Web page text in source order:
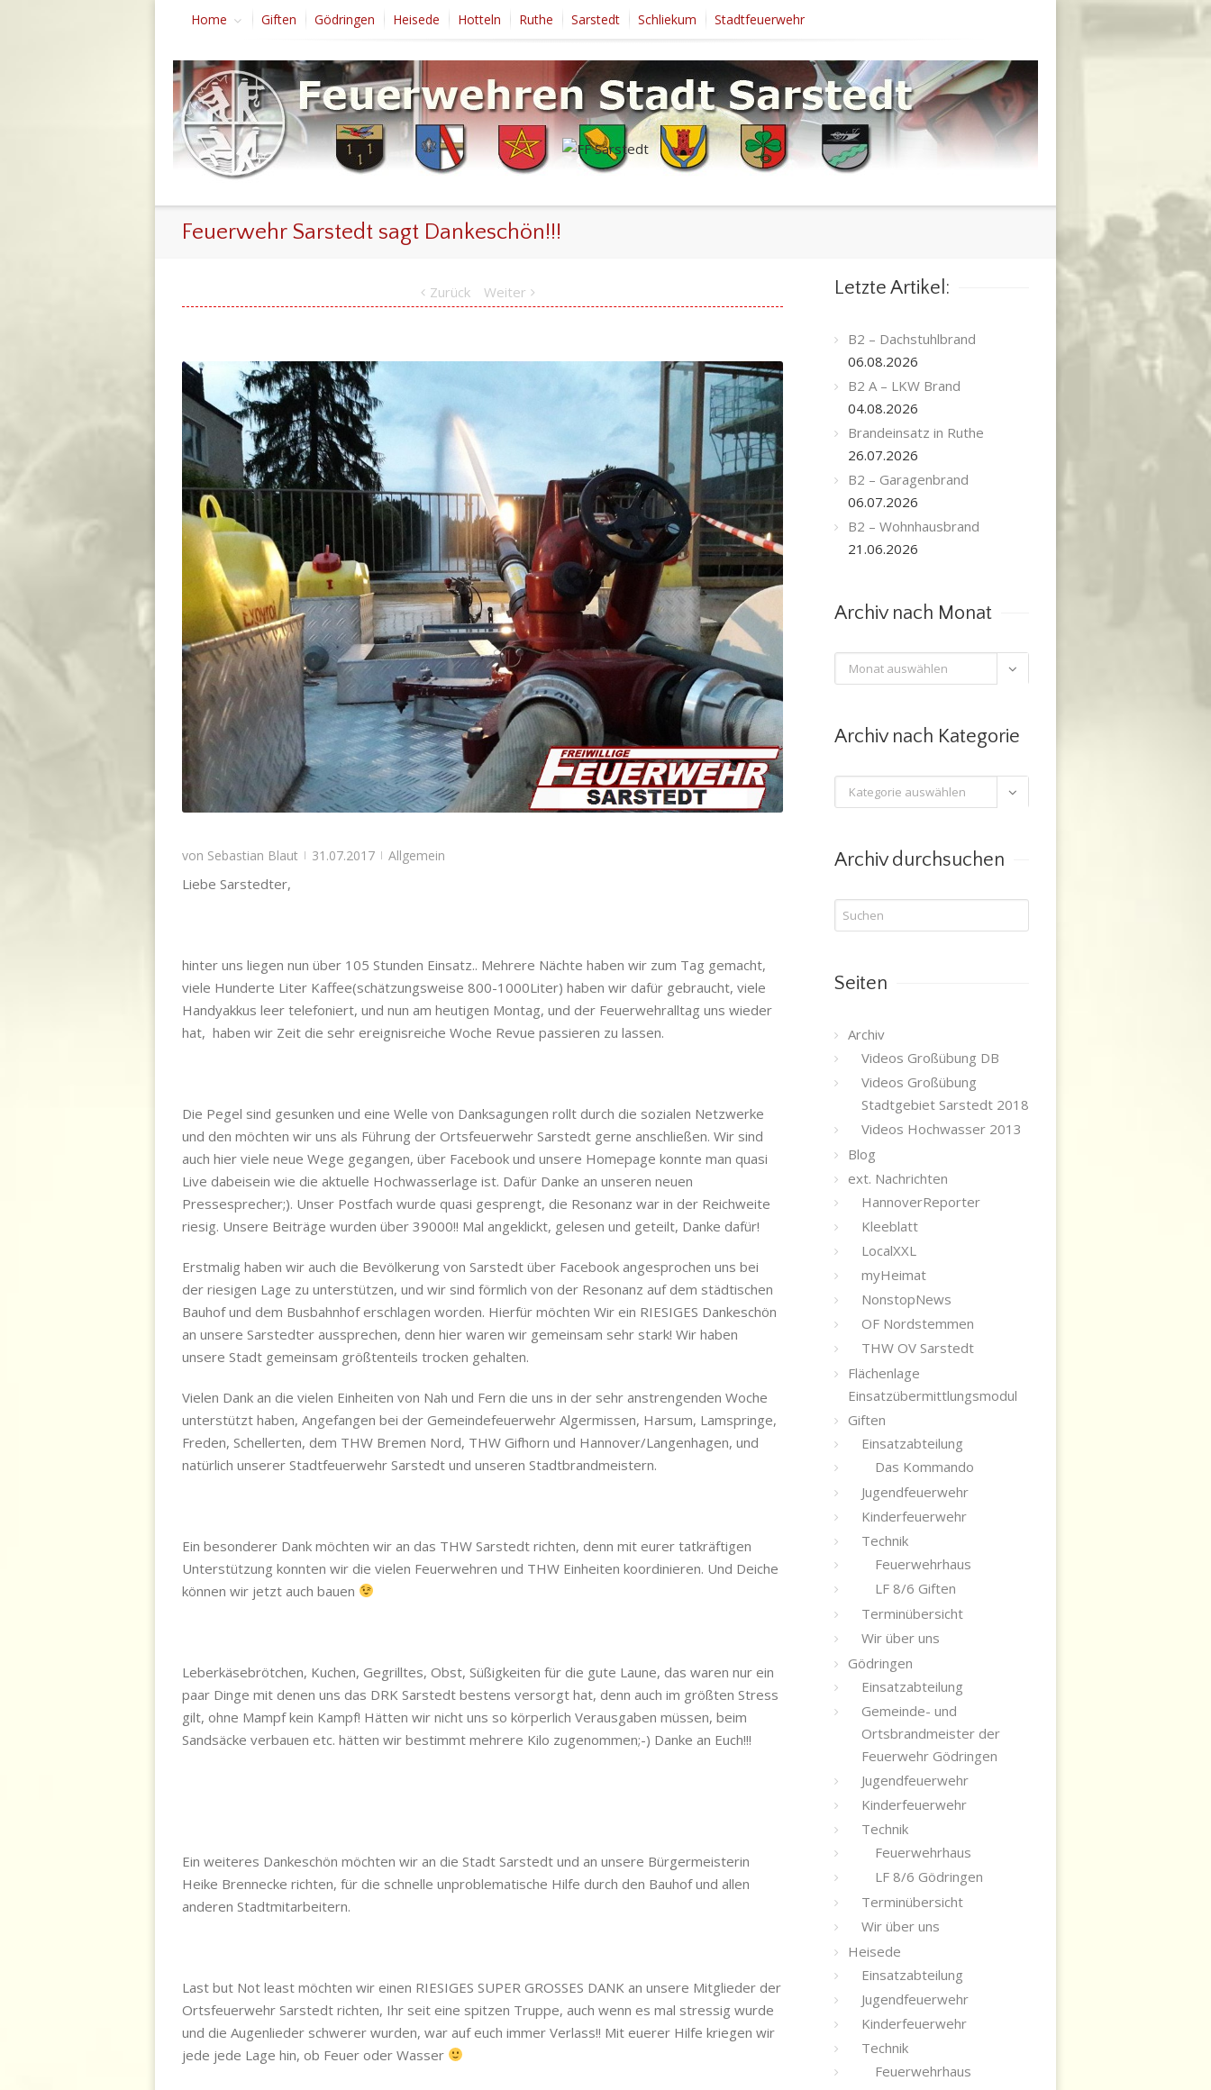
Home Giften Gödringen Heisede Hotteln Ruthe Sarstedt Schliekum Stadtfeuerwehr
Feuerwehr Sarstedt sagt Dankeschön!!!
Zurück Weiter
von Sebastian Blaut | 31.07.2017 | Allgemein
Liebe Sarstedter,
hinter uns liegen nun über 105 Stunden Einsatz.. Mehrere Nächte haben wir zum Tag gemacht,
viele Hunderte Liter Kaffee(schätzungsweise 800-1000Liter) haben wir dafür gebraucht, viele
Handyakkus leer telefoniert, und nun am heutigen Montag, und der Feuerwehralltag uns wieder
hat, haben wir Zeit die sehr ereignisreiche Woche Revue passieren zu lassen.
Die Pegel sind gesunken und eine Welle von Danksagungen rollt durch die sozialen Netzwerke
und den möchten wir uns als Führung der Ortsfeuerwehr Sarstedt gerne anschließen. Wir sind
auch hier viele neue Wege gegangen, über Facebook und unsere Homepage konnte man quasi
Live dabeisein wie die aktuelle Hochwasserlage ist. Dafür Danke an unseren neuen
Pressesprecher;). Unser Postfach wurde quasi gesprengt, die Resonanz war in der Reichweite
riesig. Unsere Beiträge wurden über 39000!! Mal angeklickt, gelesen und geteilt, Danke dafür!
Erstmalig haben wir auch die Bevölkerung von Sarstedt über Facebook angesprochen uns bei
der riesigen Lage zu unterstützen, und wir sind förmlich von der Resonanz auf dem städtischen
Bauhof und dem Busbahnhof erschlagen worden. Hierfür möchten Wir ein RIESIGES Dankeschön
an unsere Sarstedter aussprechen, denn hier waren wir gemeinsam sehr stark! Wir haben
unsere Stadt gemeinsam größtenteils trocken gehalten.
Vielen Dank an die vielen Einheiten von Nah und Fern die uns in der sehr anstrengenden Woche
unterstützt haben, Angefangen bei der Gemeindefeuerwehr Algermissen, Harsum, Lamspringe,
Freden, Schellerten, dem THW Bremen Nord, THW Gifhorn und Hannover/Langenhagen, und
natürlich unserer Stadtfeuerwehr Sarstedt und unseren Stadtbrandmeistern.
Ein besonderer Dank möchten wir an das THW Sarstedt richten, denn mit eurer tatkräftigen
Unterstützung konnten wir die vielen Feuerwehren und THW Einheiten koordinieren. Und Deiche
können wir jetzt auch bauen
Leberkäsebrötchen, Kuchen, Gegrilltes, Obst, Süßigkeiten für die gute Laune, das waren nur ein
paar Dinge mit denen uns das DRK Sarstedt bestens versorgt hat, denn auch im größten Stress
gilt, ohne Mampf kein Kampf! Hätten wir nicht uns so körperlich Verausgaben müssen, beim
Sandsäcke verbauen etc. hätten wir bestimmt mehrere Kilo zugenommen;-) Danke an Euch!!!
Ein weiteres Dankeschön möchten wir an die Stadt Sarstedt und an unsere Bürgermeisterin
Heike Brennecke richten, für die schnelle unproblematische Hilfe durch den Bauhof und allen
anderen Stadtmitarbeitern.
Last but Not least möchten wir einen RIESIGES SUPER GROSSES DANK an unsere Mitglieder der
Ortsfeuerwehr Sarstedt richten, Ihr seit eine spitzen Truppe, auch wenn es mal stressig wurde
und die Augenlieder schwerer wurden, war auf euch immer Verlass!! Mit euerer Hilfe kriegen wir
jede jede Lage hin, ob Feuer oder Wasser
Letzte Artikel:
B2 – Dachstuhlbrand
06.08.2026
B2 A – LKW Brand
04.08.2026
Brandeinsatz in Ruthe
26.07.2026
B2 – Garagenbrand
06.07.2026
B2 – Wohnhausbrand
21.06.2026
Archiv nach Monat
Archiv
nach

Archiv nach Kategorie
Archiv
nach

Archiv durchsuchen
Seiten
Archiv
Videos Großübung DB
Videos Großübung
Stadtgebiet Sarstedt 2018
Videos Hochwasser 2013
Blog
ext. Nachrichten
HannoverReporter
Kleeblatt
LocalXXL
myHeimat
NonstopNews
OF Nordstemmen
THW OV Sarstedt
Flächenlage
Einsatzübermittlungsmodul
Giften
Einsatzabteilung
Das Kommando
Jugendfeuerwehr
Kinderfeuerwehr
Technik
Feuerwehrhaus
LF 8/6 Giften
Terminübersicht
Wir über uns
Gödringen
Einsatzabteilung
Gemeinde- und
Ortsbrandmeister der
Feuerwehr Gödringen
Jugendfeuerwehr
Kinderfeuerwehr
Technik
Feuerwehrhaus
LF 8/6 Gödringen
Terminübersicht
Wir über uns
Heisede
Einsatzabteilung
Jugendfeuerwehr
Kinderfeuerwehr
Technik
Feuerwehrhaus